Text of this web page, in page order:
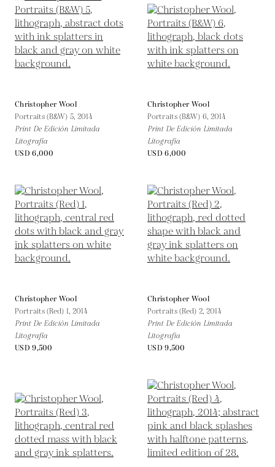
Christopher Wool
Portraits (B&W) 5, 2014
Print De Edición Limitada
Litografía
USD 6,000
Christopher Wool
Portraits (B&W) 6, 2014
Print De Edición Limitada
Litografía
USD 6,000
Christopher Wool
Portraits (Red) 1, 2014
Print De Edición Limitada
Litografía
USD 9,500
Christopher Wool
Portraits (Red) 2, 2014
Print De Edición Limitada
Litografía
USD 9,500